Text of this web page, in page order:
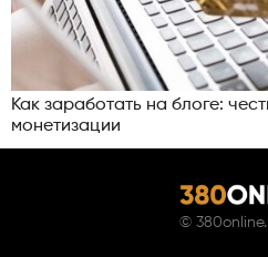
Как заработать на блоге:
монетизации
©